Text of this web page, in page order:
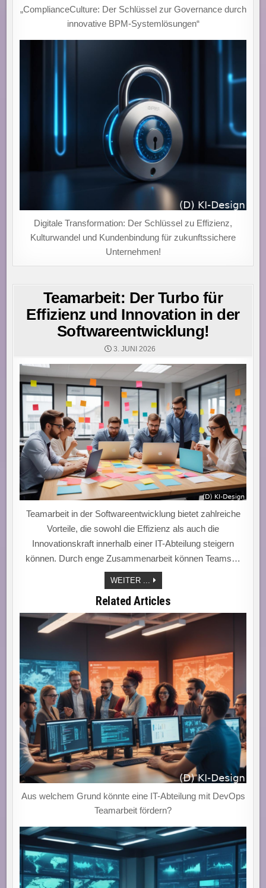
„ComplianceCulture: Der Schlüssel zur Governance durch
innovative BPM-Systemlösungen“
Digitale Transformation: Der Schlüssel zu Effizienz,
Kulturwandel und Kundenbindung für zukunftssichere
Unternehmen!
Teamarbeit: Der Turbo für
Effizienz und Innovation in der
Softwareentwicklung!
3. JUNI 2026
Teamarbeit in der Softwareentwicklung bietet zahlreiche
Vorteile, die sowohl die Effizienz als auch die
Innovationskraft innerhalb einer IT-Abteilung steigern
können. Durch enge Zusammenarbeit können Teams…
WEITER ... TEAMARBEIT:
DER
TURBO
FÜR
EFFIZIENZ
UND
INNOVATION
IN
SOFTWAREENTWICKLUNG!
Related Articles
Aus welchem Grund könnte eine IT-Abteilung mit DevOps
Teamarbeit fördern?